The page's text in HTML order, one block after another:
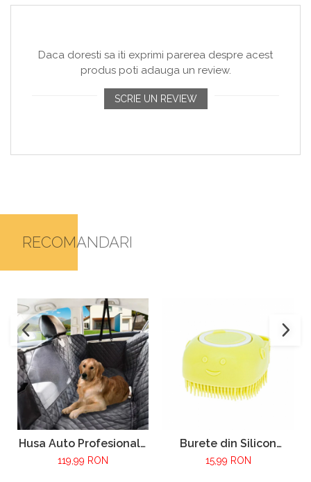
Daca doresti sa iti exprimi parerea despre acest
produs poti adauga un review.
SCRIE UN REVIEW
RECOMANDARI
Husa Auto Profesionala
VarioShop®, Pentru
119,99 RON
Burete din Silicon
Moale VarioShop®,
15,99 RON